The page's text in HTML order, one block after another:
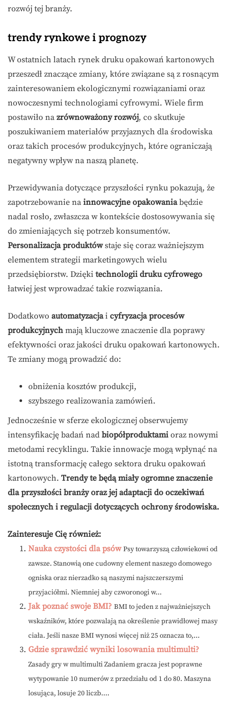
rozwój tej branży.
trendy rynkowe i prognozy
W ostatnich latach rynek druku opakowań kartonowych
przeszedł znaczące zmiany, które związane są z rosnącym
zainteresowaniem ekologicznymi rozwiązaniami oraz
nowoczesnymi technologiami cyfrowymi. Wiele firm
postawiło na zrównoważony rozwój, co skutkuje
poszukiwaniem materiałów przyjaznych dla środowiska
oraz takich procesów produkcyjnych, które ograniczają
negatywny wpływ na naszą planetę.
Przewidywania dotyczące przyszłości rynku pokazują, że
zapotrzebowanie na innowacyjne opakowaniabędzie
nadal rosło, zwłaszcza w kontekście dostosowywania się
do zmieniających się potrzeb konsumentów.
Personalizacja produktówstaje się coraz ważniejszym
elementem strategii marketingowych wielu
przedsiębiorstw. Dzięki technologii druku cyfrowego
łatwiej jest wprowadzać takie rozwiązania.
Dodatkowo automatyzacjai cyfryzacja procesów
produkcyjnych mają kluczowe znaczenie dla poprawy
efektywności oraz jakości druku opakowań kartonowych.
Te zmiany mogą prowadzić do:
obniżenia kosztów produkcji,
szybszego realizowania zamówień.
Jednocześnie w sferze ekologicznej obserwujemy
intensyfikację badań nad biopółproduktami oraz nowymi
metodami recyklingu. Takie innowacje mogą wpłynąć na
istotną transformację całego sektora druku opakowań
kartonowych. Trendy te będą miały ogromne znaczenie
dla przyszłości branży oraz jej adaptacji do oczekiwań
społecznych i regulacji dotyczących ochrony środowiska.
Zainteresuje Cię również:
Nauka czystości dla psów Psy towarzyszą człowiekowi od
zawsze. Stanowią one cudowny element naszego domowego
ogniska oraz nierzadko są naszymi najszczerszymi
przyjaciółmi. Niemniej aby czworonogi w...
Jak poznać swoje BMI? BMI to jeden z najważniejszych
wskaźników, które pozwalają na określenie prawidłowej masy
ciała. Jeśli nasze BMI wynosi więcej niż 25 oznacza to,...
Gdzie sprawdzić wyniki losowania multimulti?
Zasady gry w multimulti Zadaniem gracza jest poprawne
wytypowanie 10 numerów z przedziału od 1 do 80. Maszyna
losująca, losuje 20 liczb....